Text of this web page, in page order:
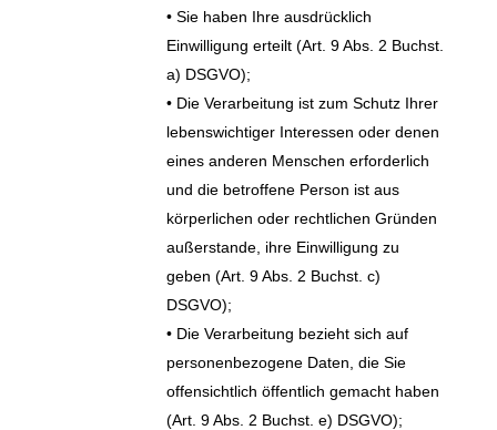
• Sie haben Ihre ausdrücklich
Einwilligung erteilt (Art. 9 Abs. 2 Buchst.
a) DSGVO);
• Die Verarbeitung ist zum Schutz Ihrer
lebenswichtiger Interessen oder denen
eines anderen Menschen erforderlich
und die betroffene Person ist aus
körperlichen oder rechtlichen Gründen
außerstande, ihre Einwilligung zu
geben (Art. 9 Abs. 2 Buchst. c)
DSGVO);
• Die Verarbeitung bezieht sich auf
personenbezogene Daten, die Sie
offensichtlich öffentlich gemacht haben
(Art. 9 Abs. 2 Buchst. e) DSGVO);